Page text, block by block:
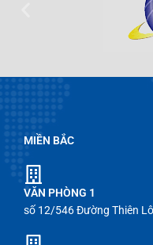
MIỀN BẮC
VĂN PHÒNG 1
số 12/546 Đường Thiên